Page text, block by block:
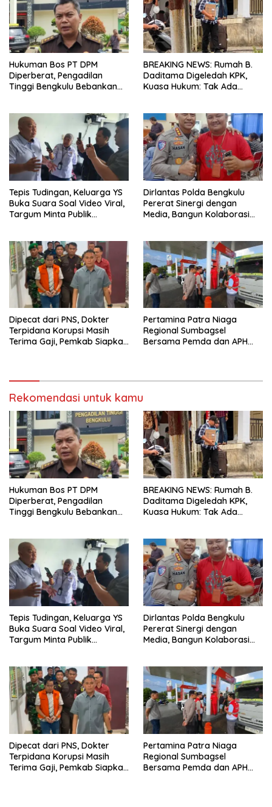
Hukuman Bos PT DPM
Diperberat, Pengadilan
Tinggi Bengkulu Bebankan
BREAKING NEWS: Rumah B.
Daditama Digeledah KPK,
Kuasa Hukum: Tak Ada
Tepis Tudingan, Keluarga YS
Buka Suara Soal Video Viral,
Targum Minta Publik
Dirlantas Polda Bengkulu
Pererat Sinergi dengan
Media, Bangun Kolaborasi
Dipecat dari PNS, Dokter
Terpidana Korupsi Masih
Terima Gaji, Pemkab Siapkan
Pertamina Patra Niaga
Regional Sumbagsel
Bersama Pemda dan APH
Rekomendasi untuk kamu
Hukuman Bos PT DPM
Diperberat, Pengadilan
Tinggi Bengkulu Bebankan
BREAKING NEWS: Rumah B.
Daditama Digeledah KPK,
Kuasa Hukum: Tak Ada
Tepis Tudingan, Keluarga YS
Buka Suara Soal Video Viral,
Targum Minta Publik
Dirlantas Polda Bengkulu
Pererat Sinergi dengan
Media, Bangun Kolaborasi
Dipecat dari PNS, Dokter
Terpidana Korupsi Masih
Terima Gaji, Pemkab Siapkan
Pertamina Patra Niaga
Regional Sumbagsel
Bersama Pemda dan APH